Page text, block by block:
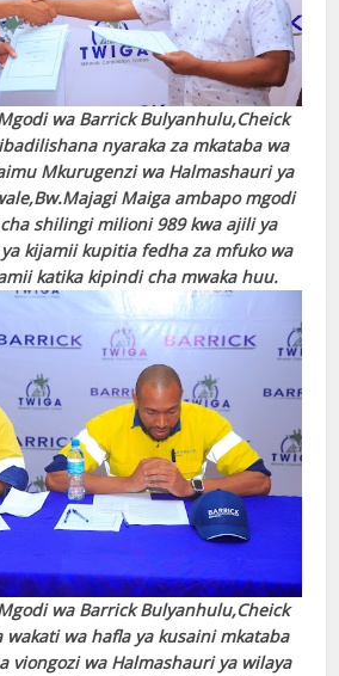
wa Barrick Bulyanhulu,Cheick
nyaraka za mkataba wa
Mkurugenzi wa Halmashauri ya
Maiga ambapo mgodi
shilingi milioni 989 kwa ajili ya
kijamii kupitia fedha za mfuko wa
katika kipindi cha mwaka huu.
wa Barrick Bulyanhulu,Cheick
wakati wa hafla ya kusaini mkataba
viongozi wa Halmashauri ya wilaya